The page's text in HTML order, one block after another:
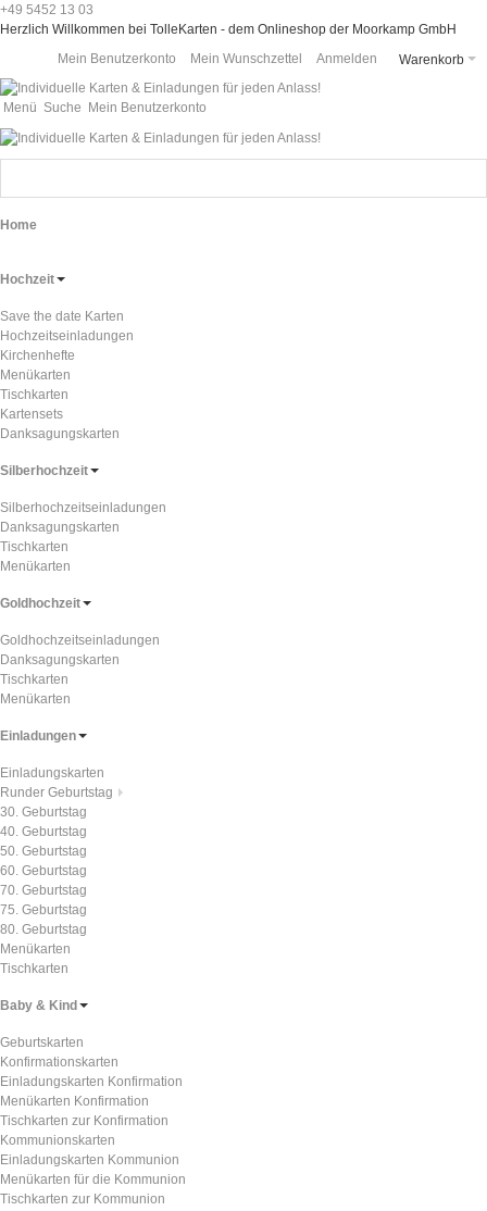
+49 5452 13 03
Herzlich Willkommen bei TolleKarten - dem Onlineshop der Moorkamp GmbH
Warenkorb
Mein Benutzerkonto Mein Wunschzettel Anmelden
Menü Suche Mein Benutzerkonto
Home
Hochzeit
Save the date Karten
Hochzeitseinladungen
Kirchenhefte
Menükarten
Tischkarten
Kartensets
Danksagungskarten
Silberhochzeit
Silberhochzeitseinladungen
Danksagungskarten
Tischkarten
Menükarten
Goldhochzeit
Goldhochzeitseinladungen
Danksagungskarten
Tischkarten
Menükarten
Einladungen
Einladungskarten
Runder Geburtstag
30. Geburtstag
40. Geburtstag
50. Geburtstag
60. Geburtstag
70. Geburtstag
75. Geburtstag
80. Geburtstag
Menükarten
Tischkarten
Baby & Kind
Geburtskarten
Konfirmationskarten
Einladungskarten Konfirmation
Menükarten Konfirmation
Tischkarten zur Konfirmation
Kommunionskarten
Einladungskarten Kommunion
Menükarten für die Kommunion
Tischkarten zur Kommunion